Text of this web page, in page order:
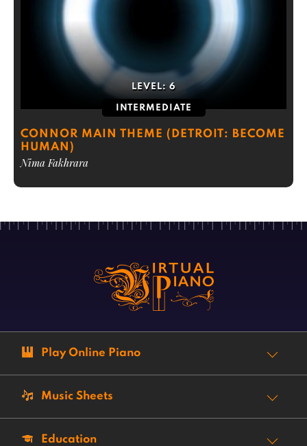
LEVEL: 6
INTERMEDIATE
CONNOR MAIN THEME (DETROIT: BECOME
HUMAN)
Nima Fakhrara
Play Online Piano
Music Sheets
Education